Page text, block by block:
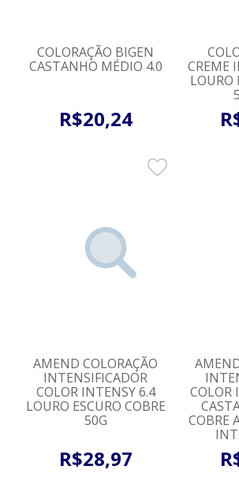
COLORAÇÃO BIGEN
CASTANHO MÉDIO 4.0
R$20,24
CREME
LOURO
AMEND COLORAÇÃO
INTENSIFICADOR
COLOR INTENSY 6.4
LOURO ESCURO COBRE
50G
R$28,97
COLOR
COBRE